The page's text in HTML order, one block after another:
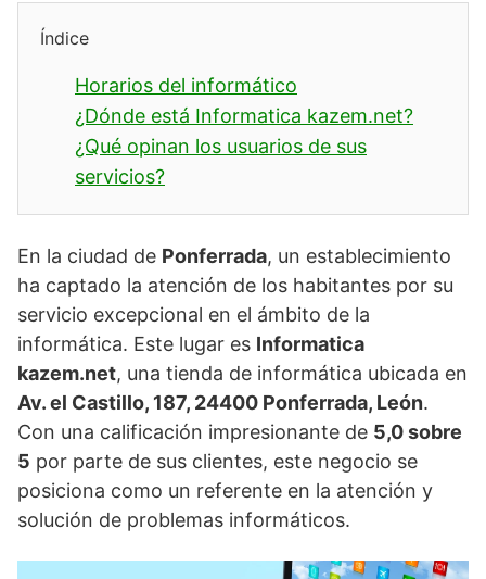
Índice
Horarios del informático
¿Dónde está Informatica kazem.net?
¿Qué opinan los usuarios de sus
servicios?
En la ciudad de Ponferrada, un establecimiento
ha captado la atención de los habitantes por su
servicio excepcional en el ámbito de la
informática. Este lugar es Informatica
kazem.net, una tienda de informática ubicada en
Av. el Castillo, 187, 24400 Ponferrada, León.
Con una calificación impresionante de 5,0 sobre
5 por parte de sus clientes, este negocio se
posiciona como un referente en la atención y
solución de problemas informáticos.